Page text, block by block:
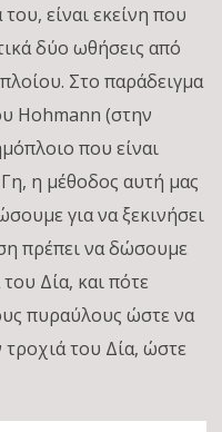
είναι εκείνη που
δύο ωθήσεις από
Στο παράδειγμα
Hohmann (στην
που είναι
η μέθοδος αυτή μας
για να ξεκινήσει
πρέπει να δώσουμε
Δία, και πότε
πυραύλους ώστε να
του Δία, ώστε